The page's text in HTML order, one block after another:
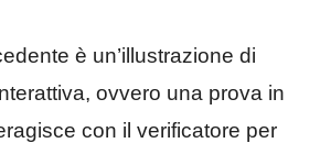
è un’illustrazione di
ovvero una prova in
con il verificatore per